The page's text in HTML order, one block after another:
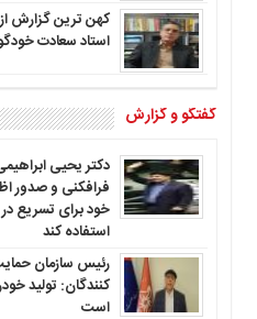
کهن ترین گزارش
استاد سعادت
گفتگو و گزارش
دکتر یحیی
فرافکنی و صدور
خود برای تسریع
استفاده کند
رئیس سازمان
کنندگان: تولید
است